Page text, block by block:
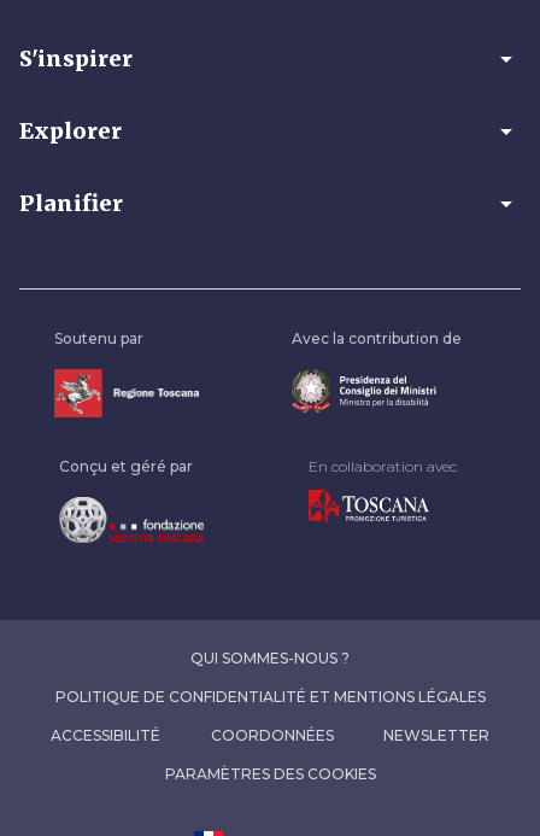
S'inspirer arrow_drop_down
Explorer arrow_drop_down
Planifier arrow_drop_down
Soutenu par Avec la contribution de
Conçu et géré par En collaboration avec
QUI SOMMES-NOUS ?
POLITIQUE DE CONFIDENTIALITÉ ET MENTIONS LÉGALES
ACCESSIBILITÉ COORDONNÉES NEWSLETTER
PARAMÈTRES DES COOKIES